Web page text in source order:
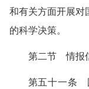
和有关方面开展对
的科学决策。
第二节 情报
第五十一条